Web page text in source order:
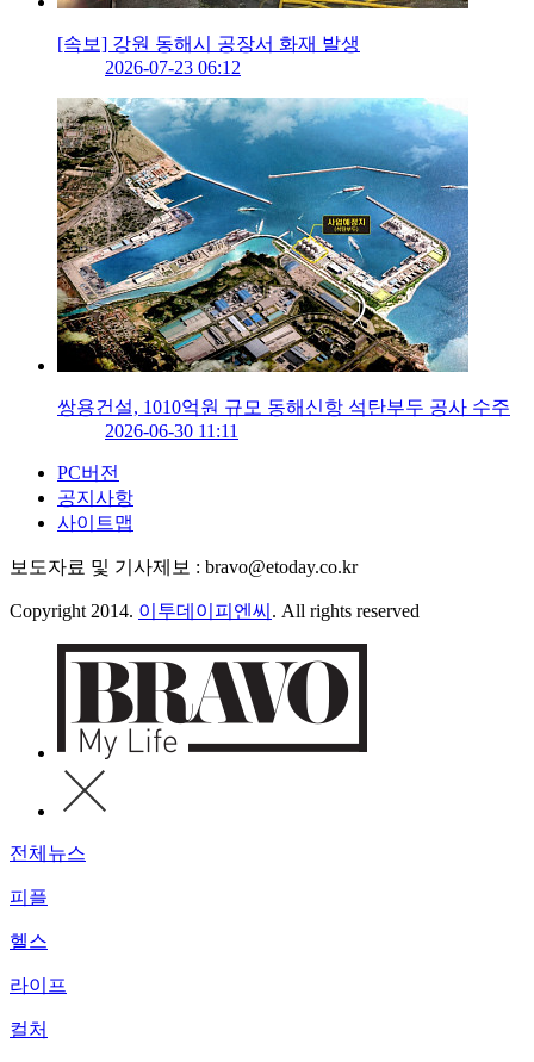
[속보] 강원 동해시 공장서 화재 발생
2026-07-23 06:12
쌍용건설, 1010억원 규모 동해신항 석탄부두 공사 수주
2026-06-30 11:11
PC버전
공지사항
사이트맵
보도자료 및 기사제보 : bravo@etoday.co.kr
Copyright 2014. 이투데이피엔씨 . All rights reserved
전체뉴스
피플
헬스
라이프
컬처